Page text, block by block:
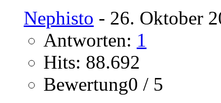
Nephisto - 26. Oktober
Antworten: 1
Hits: 88.692
Bewertung0 / 5